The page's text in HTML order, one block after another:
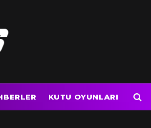
KUTU OYUNLARI